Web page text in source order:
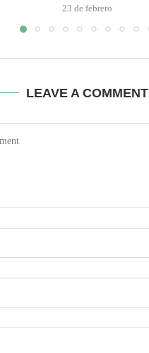
23 de febrero
LEAVE A COMMENT